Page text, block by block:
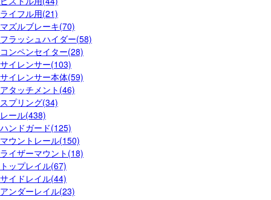
ライフル用(21)
マズルブレーキ(70)
フラッシュハイダー(58)
コンペンセイター(28)
サイレンサー(103)
サイレンサー本体(59)
アタッチメント(46)
スプリング(34)
レール(438)
ハンドガード(125)
マウントレール(150)
ライザーマウント(18)
トップレイル(67)
サイドレイル(44)
アンダーレイル(23)